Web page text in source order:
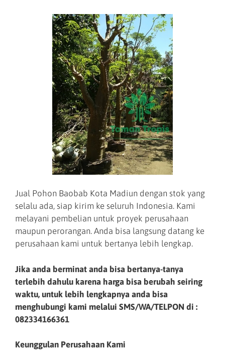
Jual Pohon Baobab Kota Madiun dengan stok yang
selalu ada, siap kirim ke seluruh Indonesia. Kami
melayani pembelian untuk proyek perusahaan
maupun perorangan. Anda bisa langsung datang ke
perusahaan kami untuk bertanya lebih lengkap.
Jika anda berminat anda bisa bertanya-tanya
terlebih dahulu karena harga bisa berubah seiring
waktu, untuk lebih lengkapnya anda bisa
menghubungi kami melalui SMS/WA/TELPON di :
082334166361
Keunggulan Perusahaan Kami